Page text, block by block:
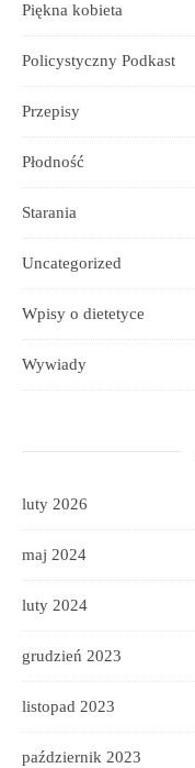
Piękna kobieta
Policystyczny Podkast
Przepisy
Płodność
Starania
Uncategorized
Wpisy o dietetyce
Wywiady
luty 2026
maj 2024
luty 2024
grudzień 2023
listopad 2023
październik 2023